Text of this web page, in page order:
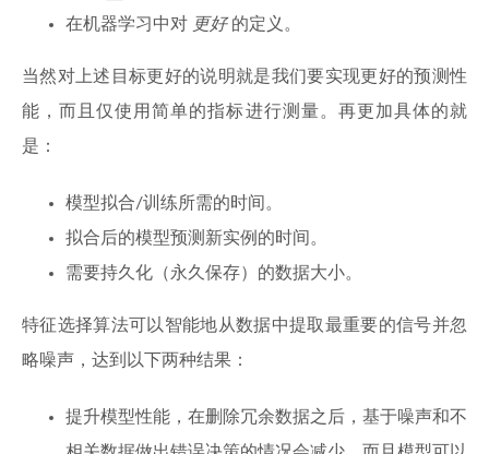
在机器学习中对 更好的定义。
当然对上述目标更好的说明就是我们要实现更好的预测性
能，而且仅使用简单的指标进行测量。再更加具体的就
是：
模型拟合/训练所需的时间。
拟合后的模型预测新实例的时间。
需要持久化（永久保存）的数据大小。
特征选择算法可以智能地从数据中提取最重要的信号并忽
略噪声，达到以下两种结果：
提升模型性能，在删除冗余数据之后，基于噪声和不